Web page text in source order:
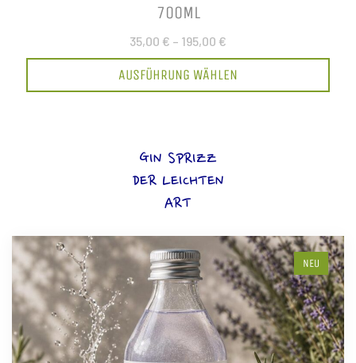
700ML
35,00 € – 195,00 €
AUSFÜHRUNG WÄHLEN
GIN SPRIZZ
DER LEICHTEN
ART
NEU